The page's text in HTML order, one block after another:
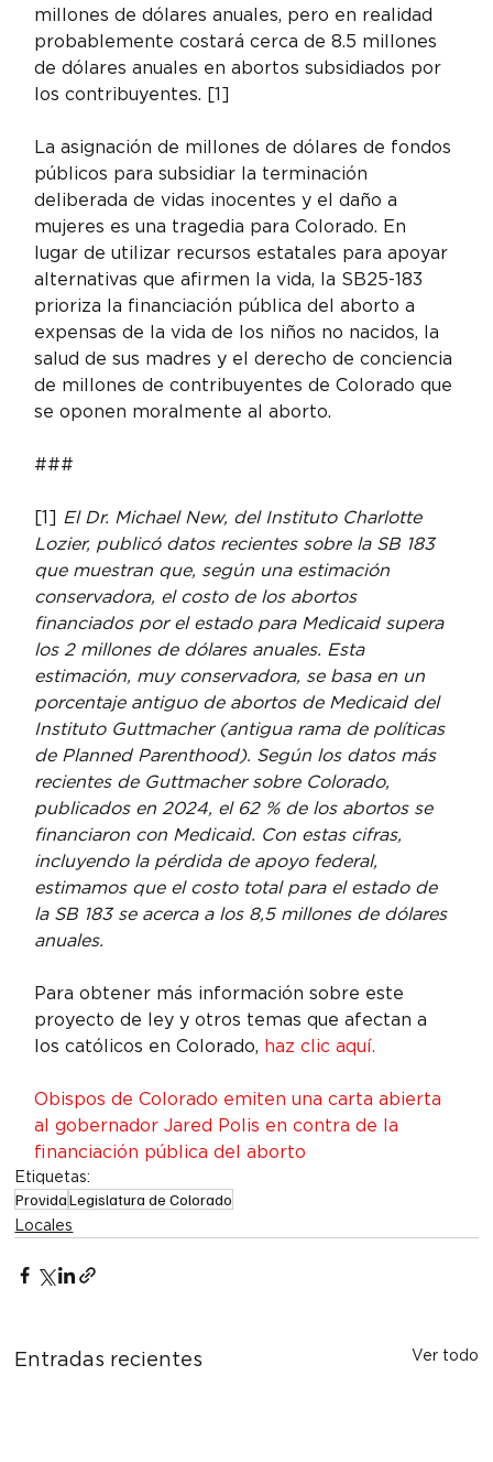
millones de dólares anuales, pero en realidad
probablemente costará cerca de 8.5 millones
de dólares anuales en abortos subsidiados por
los contribuyentes. [1]
La asignación de millones de dólares de fondos
públicos para subsidiar la terminación
deliberada de vidas inocentes y el daño a
mujeres es una tragedia para Colorado. En
lugar de utilizar recursos estatales para apoyar
alternativas que afirmen la vida, la SB25-183
prioriza la financiación pública del aborto a
expensas de la vida de los niños no nacidos, la
salud de sus madres y el derecho de conciencia
de millones de contribuyentes de Colorado que
se oponen moralmente al aborto.
###
[1] El Dr. Michael New, del Instituto Charlotte
Lozier, publicó datos recientes sobre la SB 183
que muestran que, según una estimación
conservadora, el costo de los abortos
financiados por el estado para Medicaid supera
los 2 millones de dólares anuales. Esta
estimación, muy conservadora, se basa en un
porcentaje antiguo de abortos de Medicaid del
Instituto Guttmacher (antigua rama de políticas
de Planned Parenthood). Según los datos más
recientes de Guttmacher sobre Colorado,
publicados en 2024, el 62 % de los abortos se
financiaron con Medicaid. Con estas cifras,
incluyendo la pérdida de apoyo federal,
estimamos que el costo total para el estado de
la SB 183 se acerca a los 8,5 millones de dólares
anuales.
Para obtener más información sobre este
proyecto de ley y otros temas que afectan a
los católicos en Colorado, haz clic aquí.
Obispos de Colorado emiten una carta abierta
al gobernador Jared Polis en contra de la
financiación pública del aborto
Etiquetas:
Provida Legislatura de Colorado
Locales
Entradas recientes Ver todo